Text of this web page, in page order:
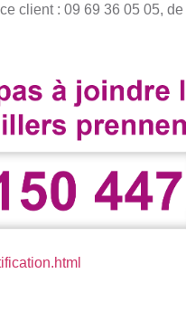
client : 09 69 36 05 05,